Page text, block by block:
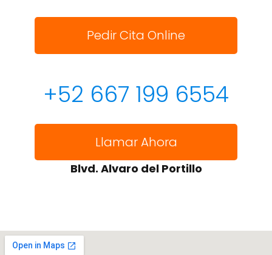
Pedir Cita Online
+52 667 199 6554
Llamar Ahora
Blvd. Alvaro del Portillo